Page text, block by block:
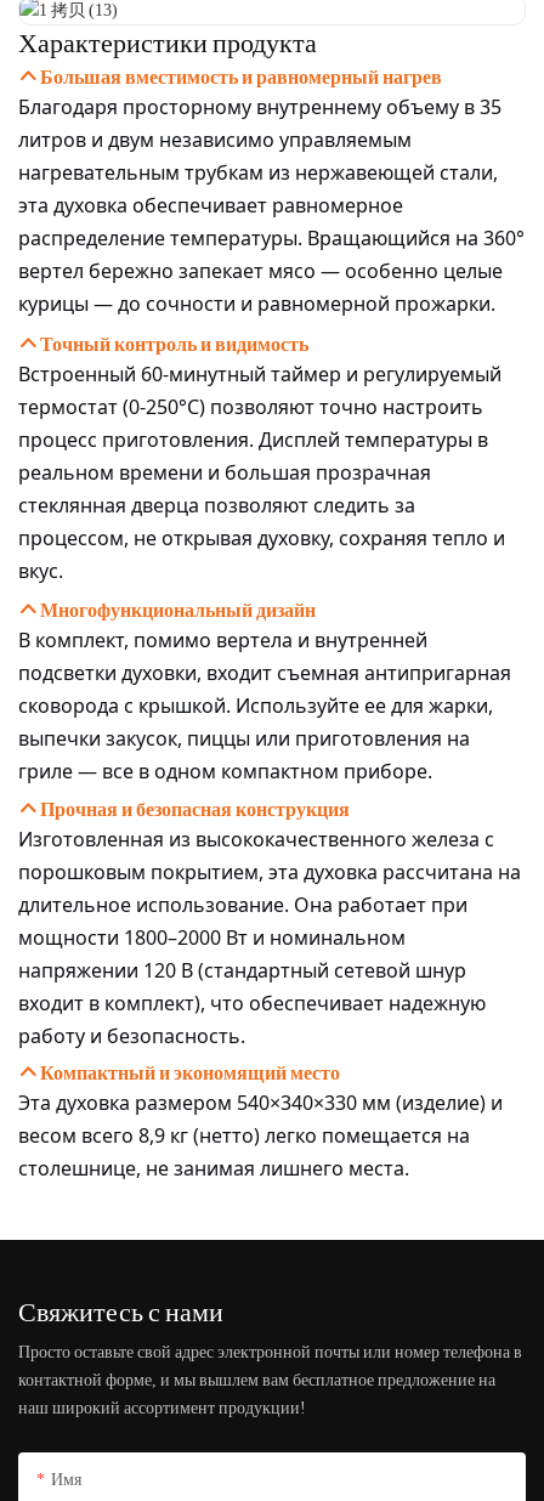
Характеристики продукта
Большая вместимость и равномерный нагрев
Благодаря просторному внутреннему объему в 35
литров и двум независимо управляемым
нагревательным трубкам из нержавеющей стали,
эта духовка обеспечивает равномерное
распределение температуры. Вращающийся на 360°
вертел бережно запекает мясо — особенно целые
курицы — до сочности и равномерной прожарки.
Точный контроль и видимость
Встроенный 60-минутный таймер и регулируемый
термостат (0-250°C) позволяют точно настроить
процесс приготовления. Дисплей температуры в
реальном времени и большая прозрачная
стеклянная дверца позволяют следить за
процессом, не открывая духовку, сохраняя тепло и
вкус.
Многофункциональный дизайн
В комплект, помимо вертела и внутренней
подсветки духовки, входит съемная антипригарная
сковорода с крышкой. Используйте ее для жарки,
выпечки закусок, пиццы или приготовления на
гриле — все в одном компактном приборе.
Прочная и безопасная конструкция
Изготовленная из высококачественного железа с
порошковым покрытием, эта духовка рассчитана на
длительное использование. Она работает при
мощности 1800–2000 Вт и номинальном
напряжении 120 В (стандартный сетевой шнур
входит в комплект), что обеспечивает надежную
работу и безопасность.
Компактный и экономящий место
Эта духовка размером 540×340×330 мм (изделие) и
весом всего 8,9 кг (нетто) легко помещается на
столешнице, не занимая лишнего места.
Свяжитесь с нами
Просто оставьте свой адрес электронной почты или номер телефона в
контактной форме, и мы вышлем вам бесплатное предложение на
наш широкий ассортимент продукции!
Имя